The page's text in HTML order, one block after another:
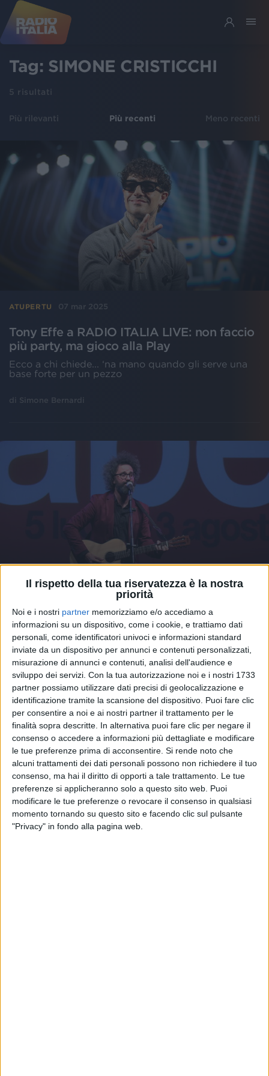
Il rispetto della tua riservatezza è la nostra
priorità
Noi e i nostri partner memorizziamo e/o accediamo a
informazioni su un dispositivo, come i cookie, e trattiamo dati
personali, come identificatori univoci e informazioni standard
inviate da un dispositivo per annunci e contenuti personalizzati,
misurazione di annunci e contenuti, analisi dell'audience e
sviluppo dei servizi. Con la tua autorizzazione noi e i nostri 1733
partner possiamo utilizzare dati precisi di geolocalizzazione e
identificazione tramite la scansione del dispositivo. Puoi fare clic
per consentire a noi e ai nostri partner il trattamento per le
finalità sopra descritte. In alternativa puoi fare clic per negare il
consenso o accedere a informazioni più dettagliate e modificare
le tue preferenze prima di acconsentire. Si rende noto che
alcuni trattamenti dei dati personali possono non richiedere il tuo
consenso, ma hai il diritto di opporti a tale trattamento. Le tue
preferenze si applicheranno solo a questo sito web. Puoi
modificare le tue preferenze o revocare il consenso in qualsiasi
momento tornando su questo sito e facendo clic sul pulsante
"Privacy" in fondo alla pagina web.
Tag: SIMONE CRISTICCHI
5 risultati
Più rilevanti Più recenti Meno recenti
ATUPERTU 07 mar 2025
Tony Effe a RADIO ITALIA LIVE: non faccio
più party, ma gioco alla Play
Ecco a chi chiede... ‘na mano quando gli serve una
base forte per un pezzo
di Simone Bernardi
VIDEO
FESTIVAL GABER 2019 - SIMONE
CRISTICCHI